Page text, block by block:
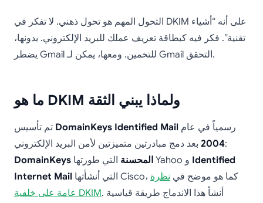
التحول المهم هو تحول ذهني. لا تفكر في DKIM على أنه “أشياء
تقنية”. فكر فيه كبطاقة تعريف عملك للبريد الإلكتروني. بدونها،
يضطر Gmail للتخمين. ومعها، يمكن لـ Gmail التحقق.
ما هو DKIM ولماذا يبني الثقة
DomainKeys Identified Mail رسمياً في عام
2004بعد دمج مبادرتين متميزتين لأمن البريد الإلكتروني:
DomainKeys المحسنة
Identified
Internet Mail
التي أنشأتها Cisco، كما هو موضح في نظرة
عامة على خلفية DKIM. أنشأ هذا الاندماج طريقة قياسية